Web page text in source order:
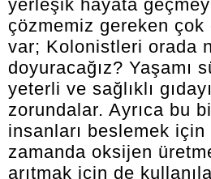
yerleşik hayata
çözmemiz gereken
var; Kolonistleri orada
doyuracağız? Yaşamı
yeterli ve sağlıklı
zorundalar. Ayrıca bu
insanları beslemek için
zamanda oksijen
arıtmak için de